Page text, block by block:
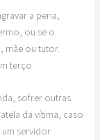
a pena,
ou se o
mãe ou tutor.
terço.
sofrer outras
da vítima, caso
um servidor